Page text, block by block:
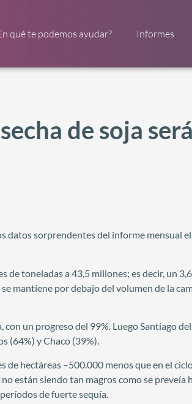
qué te podemos ayudar? Informes
de soja
datos sorprendentes del informe mensual
toneladas a 43,5 millones; es decir, un
mantiene por debajo del volumen de la
un progreso del 99%. Luego Santiago
(64%) y Chaco (39%).
de hectáreas –500.000 menos que en el
están siendo tan magros como se preveía
de fuerte sequía.